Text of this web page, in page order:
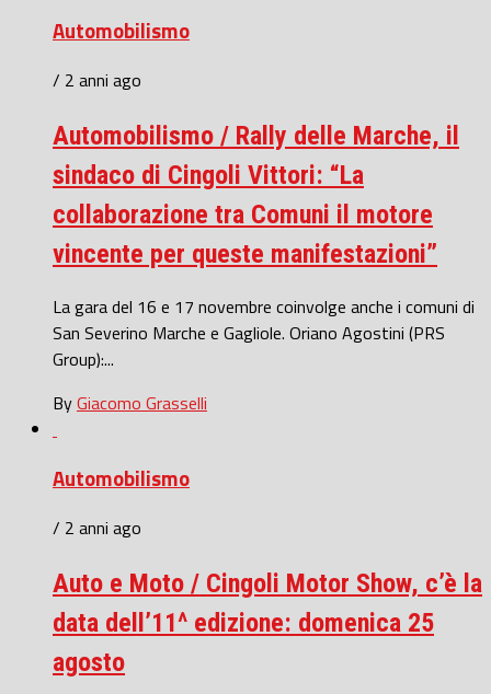
Automobilismo
/ 2 anni ago
Automobilismo / Rally delle Marche, il
sindaco di Cingoli Vittori: “La
collaborazione tra Comuni il motore
vincente per queste manifestazioni”
La gara del 16 e 17 novembre coinvolge anche i comuni di
San Severino Marche e Gagliole. Oriano Agostini (PRS
Group):...
ByGiacomo Grasselli
Automobilismo
/ 2 anni ago
Auto e Moto / Cingoli Motor Show, c’è la
data dell’11^ edizione: domenica 25
agosto